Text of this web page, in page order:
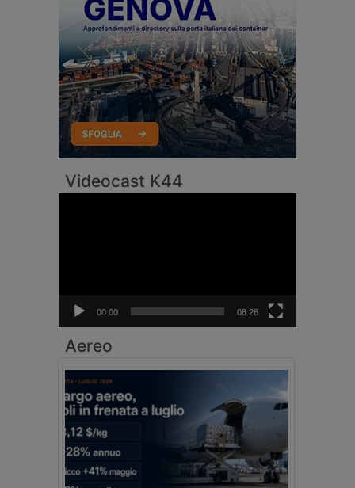
Videocast K44
00:00 08:26
Aereo